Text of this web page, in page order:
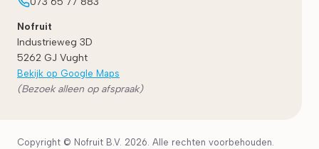
Nofruit
Industrieweg 3D
5262 GJ Vught
Bekijk op Google Maps
(Bezoek alleen op afspraak)
Copyright © Nofruit B.V. 2026. Alle rechten voorbehouden.